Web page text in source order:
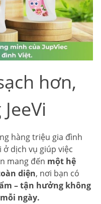
hơn,
hàng triệu gia đình
ở dịch vụ giúp việc
mang đến một hệ
diện, nơi bạn có
– tận hưởng không
ngày.